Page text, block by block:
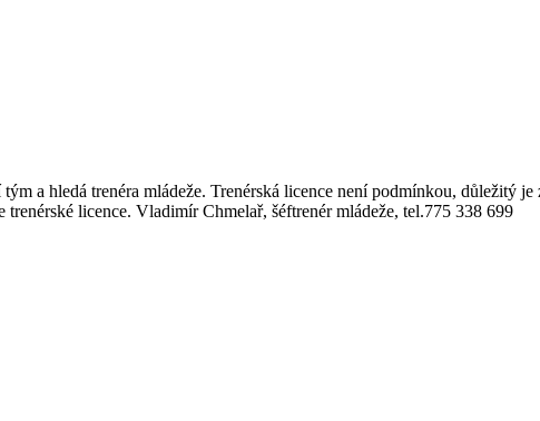
a hledá trenéra mládeže. Trenérská licence není podmínkou, důležitý
trenérské licence. Vladimír Chmelař, šéftrenér mládeže, tel.775 338 699